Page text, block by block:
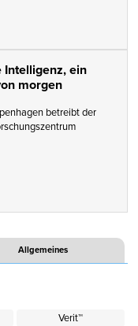
Intelligenz, ein
morgen
betreibt der
Allgemeines
Verit™